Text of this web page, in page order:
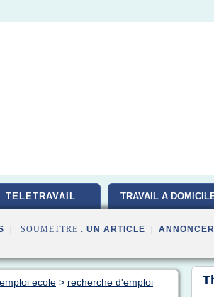
TELETRAVAIL TRAVAIL A
| SOUMETTRE : UN ARTICLE ANNONCER
ecole > recherche d'emploi